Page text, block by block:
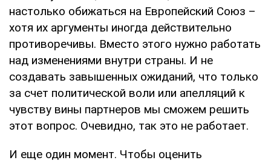
настолько обижаться на Европейский Союз –
хотя их аргументы иногда действительно
противоречивы. Вместо этого нужно работать
над изменениями внутри страны. И не
создавать завышенных ожиданий, что только
за счет политической воли или апелляций к
чувству вины партнеров мы сможем решить
этот вопрос. Очевидно, так это не работает.
И еще один момент. Чтобы оценить